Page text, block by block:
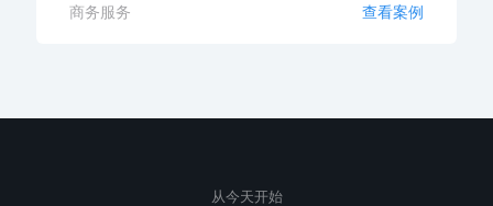
商务服务 查看案例
从今天开始